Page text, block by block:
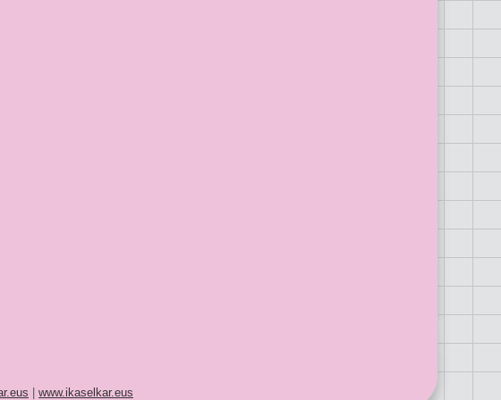
www.ikaselkar.eus